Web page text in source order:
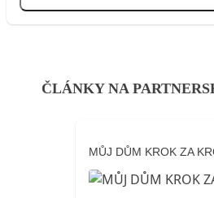
ČLÁNKY NA
MŮJ DŮM KROK ZA